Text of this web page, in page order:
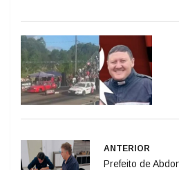
ANTERIOR
Prefeito de